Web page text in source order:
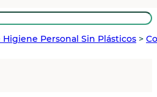
Personal Sin Plásticos >